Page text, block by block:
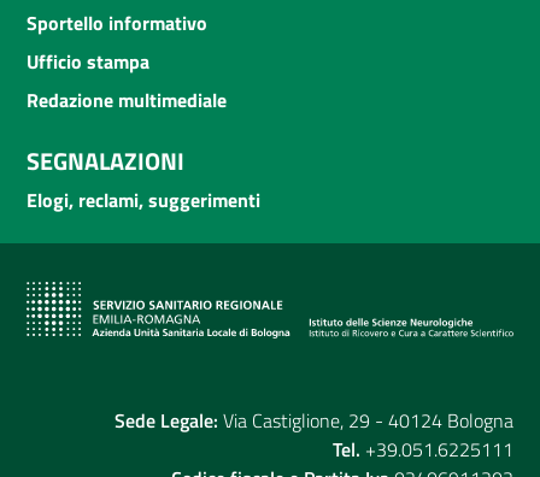
Sportello informativo
Ufficio stampa
Redazione multimediale
SEGNALAZIONI
Elogi, reclami, suggerimenti
Sede Legale: Via Castiglione, 29 - 40124 Bologna
Tel. +39.051.6225111